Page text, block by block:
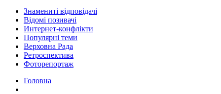
Знамениті відповідачі
Відомі позивачі
Интернет-конфлікти
Популярні теми
Верховна Рада
Ретроспектива
Фоторепортаж
Головна